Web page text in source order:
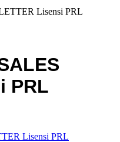
Lisensi PRL
PRL
Lisensi PRL